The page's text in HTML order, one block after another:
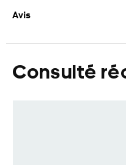
Avis
Consulté